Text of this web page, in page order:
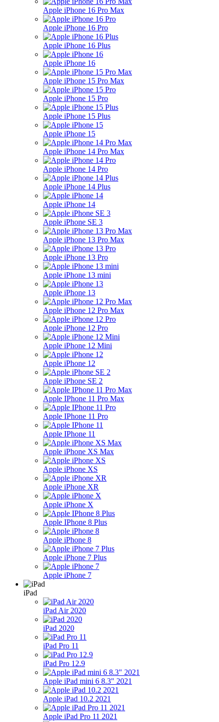
Apple iPhone 16 Pro Max
Apple iPhone 16 Pro
Apple iPhone 16 Plus
Apple iPhone 16
Apple iPhone 15 Pro Max
Apple iPhone 15 Pro
Apple iPhone 15 Plus
Apple iPhone 15
Apple iPhone 14 Pro Max
Apple iPhone 14 Pro
Apple iPhone 14 Plus
Apple iPhone 14
Apple iPhone SE 3
Apple iPhone 13 Pro Max
Apple iPhone 13 Pro
Apple iPhone 13 mini
Apple iPhone 13
Apple iPhone 12 Pro Max
Apple iPhone 12 Pro
Apple iPhone 12 Mini
Apple iPhone 12
Apple iPhone SE 2
Apple IPhone 11 Pro Max
Apple IPhone 11 Pro
Apple IPhone 11
Apple iPhone XS Max
Apple iPhone XS
Apple iPhone XR
Apple iPhone X
Apple IPhone 8 Plus
Apple iPhone 8
Apple iPhone 7 Plus
Apple iPhone 7
iPad
iPad Air 2020
iPad 2020
iPad Pro 11
iPad Pro 12.9
Apple iPad mini 6 8.3" 2021
Apple iPad 10.2 2021
Apple iPad Pro 11 2021